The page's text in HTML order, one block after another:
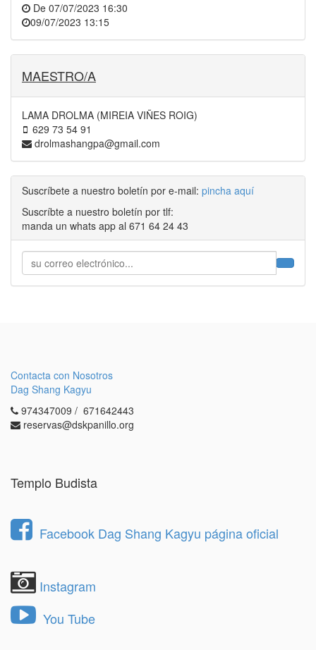
De 07/07/2023 16:30
09/07/2023 13:15
MAESTRO/A
LAMA DROLMA (MIREIA VIÑES ROIG)
629 73 54 91
drolmashangpa@gmail.com
Suscríbete a nuestro boletín por e-mail: pincha aquí
Suscríbte a nuestro boletín por tlf:
manda un whats app al 671 64 24 43
Contacta con Nosotros
Dag Shang Kagyu
974347009 / 671642443
reservas@dskpanillo.org
Templo Budista
Facebook Dag Shang Kagyu página oficial
Instagram
You Tube